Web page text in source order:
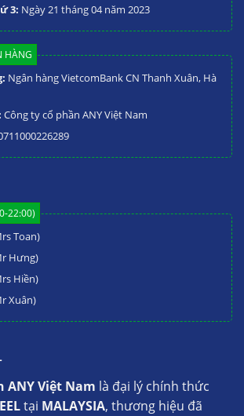
3: Ngày 21 tháng 04 năm 2023
HÀNG
Ngân hàng VietcomBank CN Thanh Xuân, Hà
Công ty cổ phần ANY Việt Nam
22:00)
Toan)
Hưng)
Hiền)
Xuân)
ANY Việt Nam là đại lý chính thức
tại MALAYSIA, thương hiệu đã